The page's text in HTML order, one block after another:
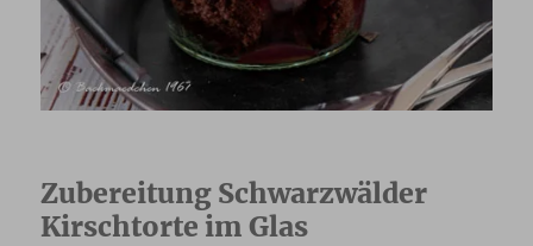
Zubereitung Schwarzwälder
Kirschtorte im Glas